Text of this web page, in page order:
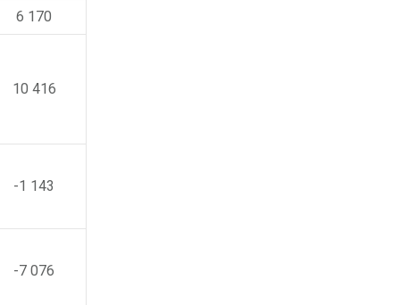
6 170
10 416
-1 143
-7 076